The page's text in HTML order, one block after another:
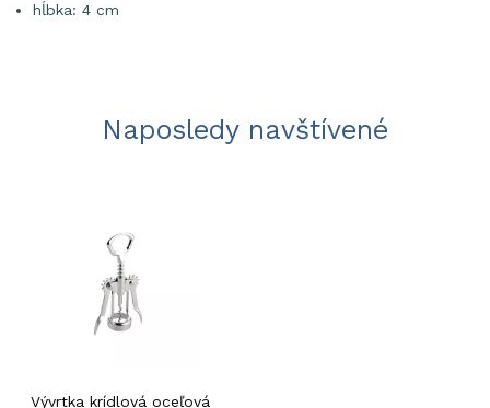
hĺbka: 4 cm
Naposledy navštívené
Vývrtka krídlová oceľová